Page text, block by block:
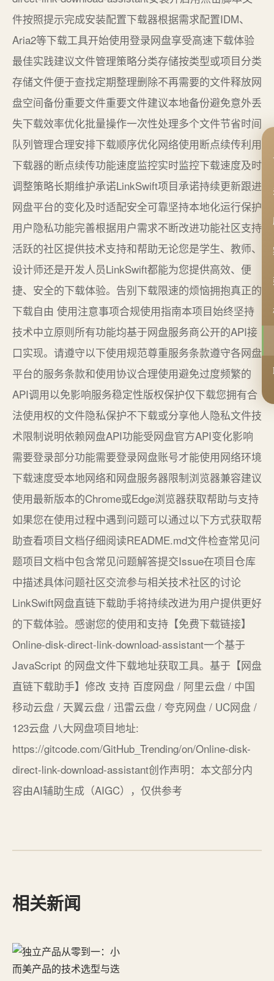
件按照提示完成安装配置下载器根据需求配置IDM、
Aria2等下载工具开始使用登录网盘享受高速下载体验
最佳实践建议文件管理策略分类存储按类型或项目分类
存储文件便于查找定期整理删除不再需要的文件释放网
盘空间备份重要文件重要文件建议本地备份避免意外丢
失下载效率优化批量操作一次性处理多个文件节省时间
队列管理合理安排下载顺序优化网络使用断点续传利用
下载器的断点续传功能速度监控实时监控下载速度及时
调整策略长期维护承诺LinkSwift项目承诺持续更新跟进
网盘平台的变化及时适配安全可靠坚持本地化运行保护
用户隐私功能完善根据用户需求不断改进功能社区支持
活跃的社区提供技术支持和帮助无论您是学生、教师、
设计师还是开发人员LinkSwift都能为您提供高效、便
捷、安全的下载体验。告别下载限速的烦恼拥抱真正的
下载自由 使用注意事项合规使用指南本项目始终坚持
技术中立原则所有功能均基于网盘服务商公开的API接
口实现。请遵守以下使用规范尊重服务条款遵守各网盘
平台的服务条款和使用协议合理使用避免过度频繁的
API调用以免影响服务稳定性版权保护仅下载您拥有合
法使用权的文件隐私保护不下载或分享他人隐私文件技
术限制说明依赖网盘API功能受网盘官方API变化影响
需要登录部分功能需要登录网盘账号才能使用网络环境
下载速度受本地网络和网盘服务器限制浏览器兼容建议
使用最新版本的Chrome或Edge浏览器获取帮助与支持
如果您在使用过程中遇到问题可以通过以下方式获取帮
助查看项目文档仔细阅读README.md文件检查常见问
题项目文档中包含常见问题解答提交Issue在项目仓库
中描述具体问题社区交流参与相关技术社区的讨论
LinkSwift网盘直链下载助手将持续改进为用户提供更好
的下载体验。感谢您的使用和支持【免费下载链接】
Online-disk-direct-link-download-assistant一个基于
JavaScript 的网盘文件下载地址获取工具。基于【网盘
直链下载助手】修改 支持 百度网盘 / 阿里云盘 / 中国
移动云盘 / 天翼云盘 / 迅雷云盘 / 夸克网盘 / UC网盘 /
123云盘 八大网盘项目地址:
https://gitcode.com/GitHub_Trending/on/Online-disk-
direct-link-download-assistant创作声明：本文部分内
容由AI辅助生成（AIGC），仅供参考
相关新闻